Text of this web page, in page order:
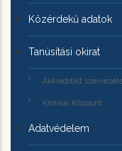
Közérdekű adatok
Tanúsítási okirat
Akkreditált
Klinikai Központ
Adatvédelem